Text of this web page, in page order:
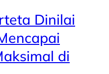
Dinilai
di